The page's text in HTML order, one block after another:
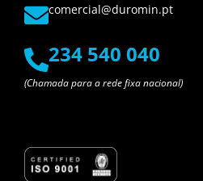
comercial@duromin.pt
234 540 040
(Chamada para a rede fixa nacional)